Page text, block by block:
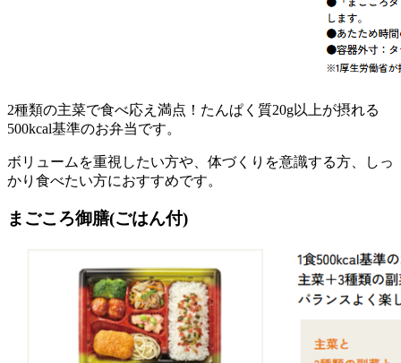
2種類の主菜で食べ応え満点！たんぱく質20g以上が摂れる
500kcal基準のお弁当です。
ボリュームを重視したい方や、体づくりを意識する方、しっ
かり食べたい方におすすめです。
まごころ御膳(ごはん付)